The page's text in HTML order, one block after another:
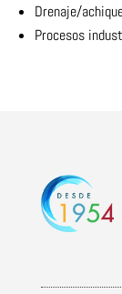
Drenaje/
Procesos